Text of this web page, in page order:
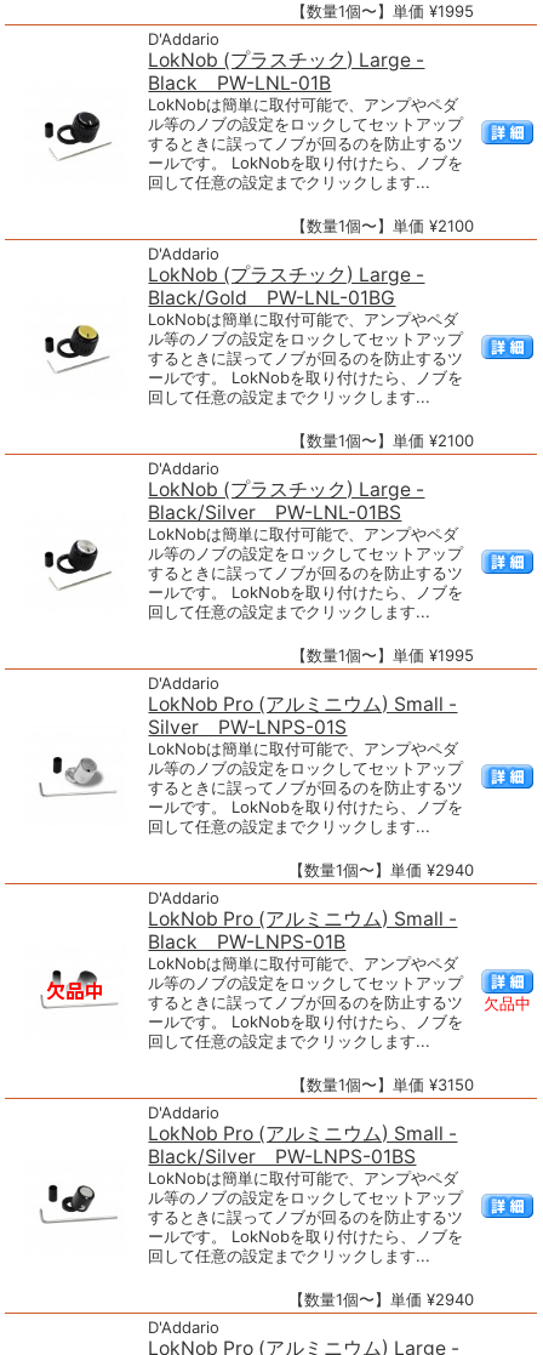
【数量1個〜】単価 ¥1995
D'Addario
LokNob (プラスチック) Large -
Black PW-LNL-01B
LokNobは簡単に取付可能で、アンプやペダ
ル等のノブの設定をロックしてセットアップ
するときに誤ってノブが回るのを防止するツ
ールです。 LokNobを取り付けたら、ノブを
回して任意の設定までクリックします...
【数量1個〜】単価 ¥2100
D'Addario
LokNob (プラスチック) Large -
Black/Gold PW-LNL-01BG
LokNobは簡単に取付可能で、アンプやペダ
ル等のノブの設定をロックしてセットアップ
するときに誤ってノブが回るのを防止するツ
ールです。 LokNobを取り付けたら、ノブを
回して任意の設定までクリックします...
【数量1個〜】単価 ¥2100
D'Addario
LokNob (プラスチック) Large -
Black/Silver PW-LNL-01BS
LokNobは簡単に取付可能で、アンプやペダ
ル等のノブの設定をロックしてセットアップ
するときに誤ってノブが回るのを防止するツ
ールです。 LokNobを取り付けたら、ノブを
回して任意の設定までクリックします...
【数量1個〜】単価 ¥1995
D'Addario
LokNob Pro (アルミニウム) Small -
Silver PW-LNPS-01S
LokNobは簡単に取付可能で、アンプやペダ
ル等のノブの設定をロックしてセットアップ
するときに誤ってノブが回るのを防止するツ
ールです。 LokNobを取り付けたら、ノブを
回して任意の設定までクリックします...
【数量1個〜】単価 ¥2940
D'Addario
LokNob Pro (アルミニウム) Small -
Black PW-LNPS-01B
LokNobは簡単に取付可能で、アンプやペダ
ル等のノブの設定をロックしてセットアップ
するときに誤ってノブが回るのを防止するツ
ールです。 LokNobを取り付けたら、ノブを
回して任意の設定までクリックします...
【数量1個〜】単価 ¥3150
欠品中
D'Addario
LokNob Pro (アルミニウム) Small -
Black/Silver PW-LNPS-01BS
LokNobは簡単に取付可能で、アンプやペダ
ル等のノブの設定をロックしてセットアップ
するときに誤ってノブが回るのを防止するツ
ールです。 LokNobを取り付けたら、ノブを
回して任意の設定までクリックします...
【数量1個〜】単価 ¥2940
D'Addario
LokNob Pro (アルミニウム) Large -